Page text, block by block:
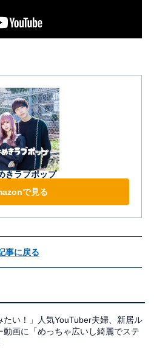
きラブポップ
で見る
事に戻る
たい！」人気YouTuber夫婦、新居ル
動画に「めっちゃ広いし綺麗でステ